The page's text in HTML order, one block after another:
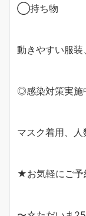
◯持ち物
動きやすい服
◎感染対策実施
マスク着用、
★お気軽にご予